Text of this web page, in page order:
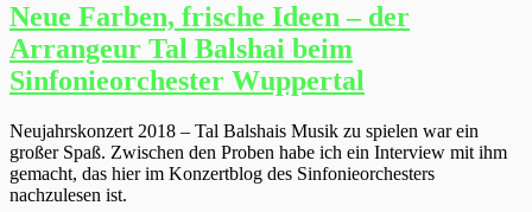
Neue Farben, frische Ideen – der
Arrangeur Tal Balshai beim
Sinfonieorchester Wuppertal
Neujahrskonzert 2018 – Tal Balshais Musik zu spielen war ein
großer Spaß. Zwischen den Proben habe ich ein Interview mit ihm
gemacht, das hier im Konzertblog des Sinfonieorchesters
nachzulesen ist.